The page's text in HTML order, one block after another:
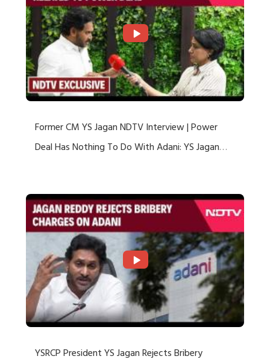
Former CM YS Jagan NDTV Interview | Power
Deal Has Nothing To Do With Adani: YS Jagan
YSRCP President YS Jagan Rejects Bribery